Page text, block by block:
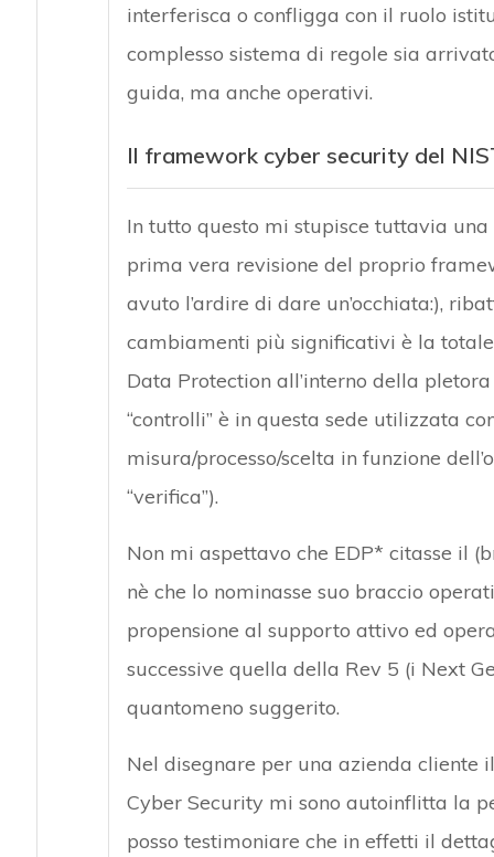
interferisca o confligga con il ruolo
complesso sistema di regole sia
guida, ma anche operativi.
Il framework cyber security del
In tutto questo mi stupisce tuttavia una
prima vera revisione del proprio
avuto l’ardire di dare un’occhiata:),
cambiamenti più significativi è la
Data Protection all’interno della
“controlli” è in questa sede utilizzata
misura/processo/scelta in funzione
“verifica”).
Non mi aspettavo che EDP* citasse il
nè che lo nominasse suo braccio
propensione al supporto attivo ed
successive quella della Rev 5 (i Next
quantomeno suggerito.
Nel disegnare per una azienda
Cyber Security mi sono autoinflitta la
posso testimoniare che in effetti il